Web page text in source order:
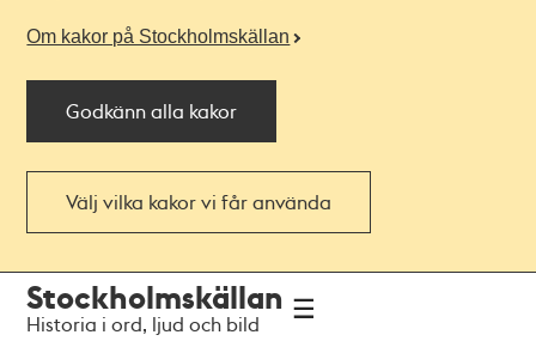
Om kakor på Stockholmskällan
Godkänn alla kakor
Välj vilka kakor vi får använda
navigationen
huvudinnehållet
Stockholmskällan
Historia i ord, ljud och bild